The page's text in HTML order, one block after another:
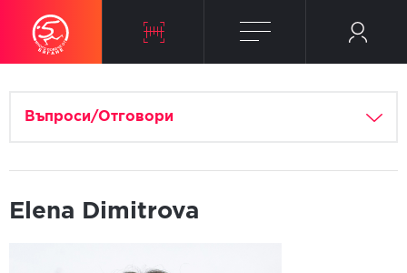
Въпроси/Отговори
Elena Dimitrova